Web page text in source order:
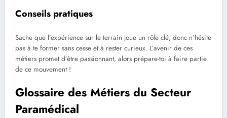
Conseils pratiques
Sache que l’expérience sur le terrain joue un rôle clé, donc n’hésite
pas à te former sans cesse et à rester curieux. L’avenir de ces
métiers promet d’être passionnant, alors prépare-toi à faire partie
de ce mouvement !
Glossaire des Métiers du Secteur
Paramédical